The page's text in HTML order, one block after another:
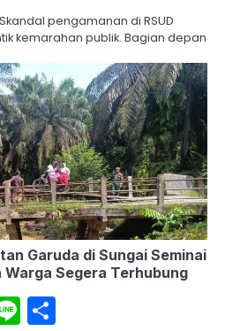
pengamanan di RSUD
kemarahan publik. Bagian depan
Garuda di Sungai Seminai
Warga Segera Terhubung
Line